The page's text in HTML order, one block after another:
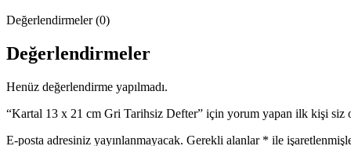
Değerlendirmeler (0)
Değerlendirmeler
Henüz değerlendirme yapılmadı.
“Kartal 13 x 21 cm Gri Tarihsiz Defter” için yorum yapan ilk kişi siz
E-posta adresiniz yayınlanmayacak. Gerekli alanlar * ile